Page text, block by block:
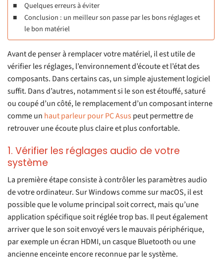
Quelques erreurs à éviter
Conclusion : un meilleur son passe par les bons réglages et
le bon matériel
Avant de penser à remplacer votre matériel, il est utile de
vérifier les réglages, l’environnement d’écoute et l’état des
composants. Dans certains cas, un simple ajustement logiciel
suffit. Dans d’autres, notamment si le son est étouffé, saturé
ou coupé d’un côté, le remplacement d’un composant interne
comme un haut parleur pour PC Asuspeut permettre de
retrouver une écoute plus claire et plus confortable.
1. Vérifier les réglages audio de votre
système
La première étape consiste à contrôler les paramètres audio
de votre ordinateur. Sur Windows comme sur macOS, il est
possible que le volume principal soit correct, mais qu’une
application spécifique soit réglée trop bas. Il peut également
arriver que le son soit envoyé vers le mauvais périphérique,
par exemple un écran HDMI, un casque Bluetooth ou une
ancienne enceinte encore reconnue par le système.